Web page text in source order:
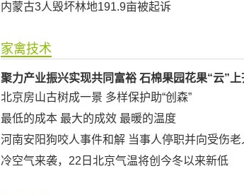
内蒙古3人毁坏林地191.9亩被起诉
家禽技术
聚力产业振兴实现共同富裕 石棉果园花果“云”上
北京房山古树成一景 多样保护助“创森”
最低的成本 最大的成效 最暖的温度
河南安阳狗咬人事件和解 当事人停职并向受伤老
冷空气来袭，22日北京气温将创今冬以来新低